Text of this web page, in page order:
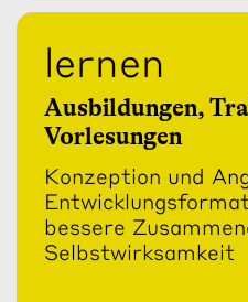
lernen
Ausbildungen,
Vorlesungen
Konzeption und
bessere
Selbstwirksamkeit